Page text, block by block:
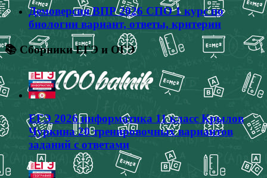
Демоверсия ВПР 2026 СПО 1 курс по
биологии вариант, ответы, критерии
📚 Сборники ЕГЭ и ОГЭ
ЕГЭ 2026 информатика 11 класс Крылов
Чуркина 20 тренировочных вариантов
заданий с ответами